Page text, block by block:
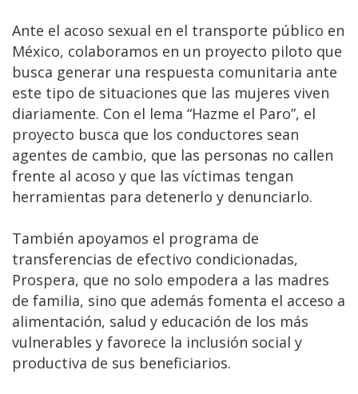
Ante el acoso sexual en el transporte público en
México, colaboramos en un proyecto piloto que
busca generar una respuesta comunitaria ante
este tipo de situaciones que las mujeres viven
diariamente. Con el lema “Hazme el Paro”, el
proyecto busca que los conductores sean
agentes de cambio, que las personas no callen
frente al acoso y que las víctimas tengan
herramientas para detenerlo y denunciarlo.
También apoyamos el programa de
transferencias de efectivo condicionadas,
Prospera, que no solo empodera a las madres
de familia, sino que además fomenta el acceso a
alimentación, salud y educación de los más
vulnerables y favorece la inclusión social y
productiva de sus beneficiarios.